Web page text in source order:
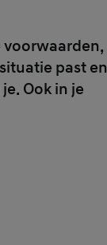
voorwaarden,
past en
Ook in je